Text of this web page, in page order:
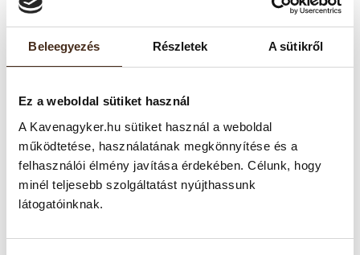
Beleegyezés Részletek A sütikről
Ez a weboldal sütiket használ
A Kavenagyker.hu sütiket használ a weboldal
működtetése, használatának megkönnyítése és a
felhasználói élmény javítása érdekében. Célunk, hogy
minél teljesebb szolgáltatást nyújthassunk
látogatóinknak.
TERMÉKLEÍRÁS
Erőteljes karakter, bársonyos crema, a Dallmayr Home
Barista Caffé Crema Forte egy kiváló minőségű szemes
kávékeverék. A hosszú és sötét pörkölési eljárás